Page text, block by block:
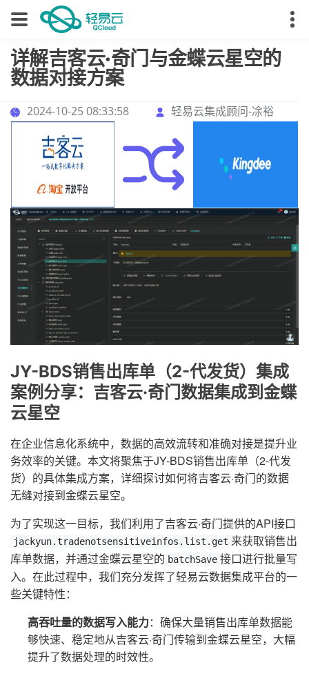
详解吉客云·奇门与金蝶云星空的
数据对接方案
2024-10-25 08:33:58 轻易云集成顾问-凃裕
JY-BDS销售出库单（2-代发货）集成
案例分享：吉客云·奇门数据集成到金蝶
云星空
在企业信息化系统中，数据的高效流转和准确对接是提升业
务效率的关键。本文将聚焦于JY-BDS销售出库单（2-代发
货）的具体集成方案，详细探讨如何将吉客云·奇门的数据
无缝对接到金蝶云星空。
为了实现这一目标，我们利用了吉客云·奇门提供的API接口
jackyun.tradenotsensitiveinfos.list.get 来获取销售出
库单数据，并通过金蝶云星空的 batchSave 接口进行批量写
入。在此过程中，我们充分发挥了轻易云数据集成平台的一
些关键特性：
高吞吐量的数据写入能力：确保大量销售出库单数据能
够快速、稳定地从吉客云·奇门传输到金蝶云星空，大幅
提升了数据处理的时效性。